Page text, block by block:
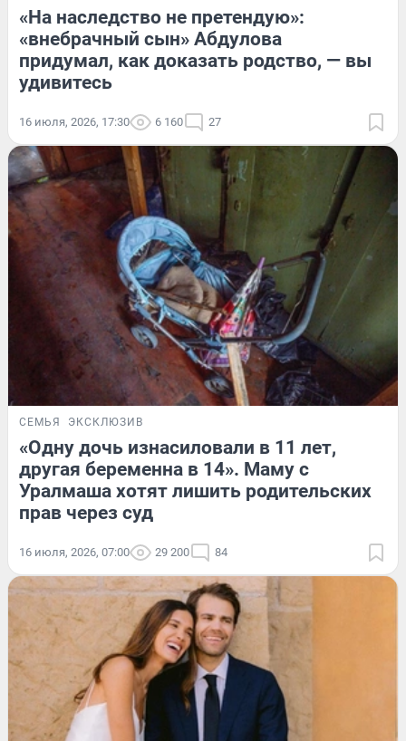
«На наследство не претендую»:
«внебрачный сын» Абдулова
придумал, как доказать родство, — вы
удивитесь
16 июля, 2026, 17:30 6 160 27
СЕМЬЯ ЭКСКЛЮЗИВ
«Одну дочь изнасиловали в 11 лет,
другая беременна в 14». Маму с
Уралмаша хотят лишить родительских
прав через суд
16 июля, 2026, 07:00 29 200 84